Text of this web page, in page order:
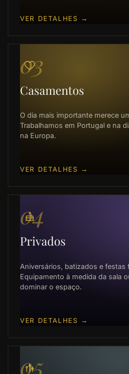
VER DETALHES →
03
Casamentos
O dia mais importante merece
Trabalhamos em Portugal e na
na Europa.
VER DETALHES →
04
Privados
Aniversários, batizados e festas
Equipamento à medida da sala
dominar o espaço.
VER DETALHES →
05